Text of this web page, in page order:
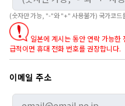
(숫자만 가능, "-"와 "+" 사용불가) 국가코드
일본에 계시는 동안 연락 가능한
급적이면 휴대 전화 번호를 권장합니다.
이메일 주소